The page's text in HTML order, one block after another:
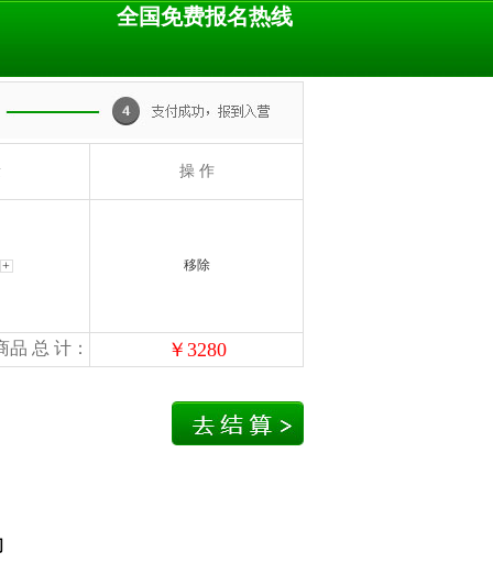
全国免费报名热线
操 作
移除
品 总 计： ￥ 3280